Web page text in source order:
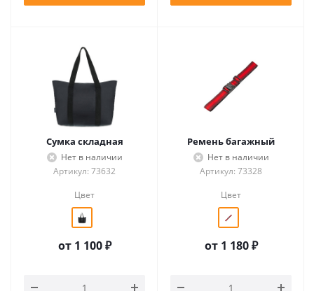
Сумка складная
Нет в наличии
Артикул: 73632
Цвет
от 1 100 ₽
Ремень багажный
Нет в наличии
Артикул: 73328
Цвет
от 1 180 ₽